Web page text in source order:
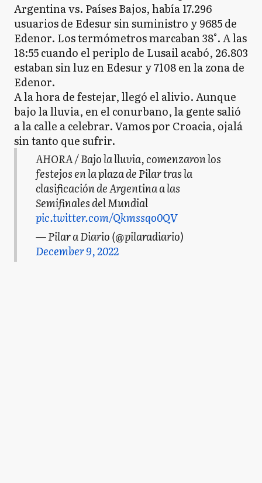
Argentina vs. Países Bajos, había 17.296
usuarios de Edesur sin suministro y 9685 de
Edenor. Los termómetros marcaban 38°. A las
18:55 cuando el periplo de Lusail acabó, 26.803
estaban sin luz en Edesur y 7108 en la zona de
Edenor.
A la hora de festejar, llegó el alivio. Aunque
bajo la lluvia, en el conurbano, la gente salió
a la calle a celebrar. Vamos por Croacia, ojalá
sin tanto que sufrir.
AHORA / Bajo la lluvia, comenzaron los
festejos en la plaza de Pilar tras la
clasificación de Argentina a las
Semifinales del Mundial
pic.twitter.com/Qkmssqo0QV
— Pilar a Diario (@pilaradiario)
December 9, 2022